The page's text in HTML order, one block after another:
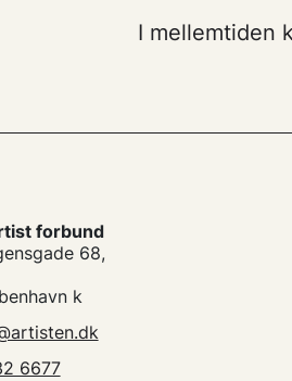
I mellemtiden
forbund
68,
k
6677